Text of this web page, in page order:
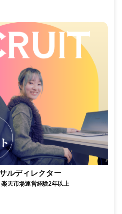
ルディレクター
天市場運営経験2年以上